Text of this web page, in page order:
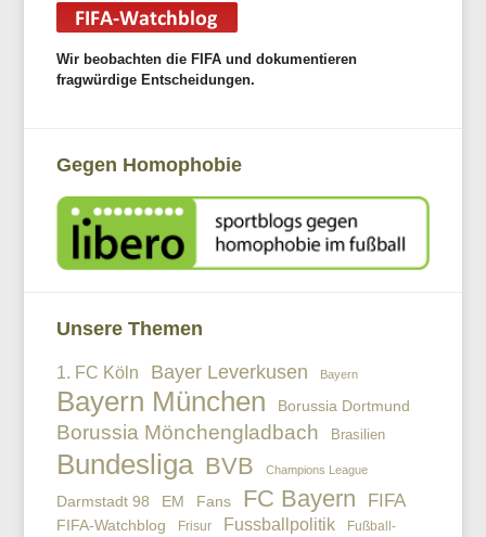
Wir beobachten die FIFA und dokumentieren
fragwürdige Entscheidungen.
Gegen Homophobie
Unsere Themen
1. FC Köln Bayer Leverkusen Bayern
Bayern München Borussia Dortmund
Borussia Mönchengladbach Brasilien
Bundesliga BVB Champions League
Darmstadt 98 EM Fans FC Bayern FIFA
FIFA-Watchblog Frisur Fussballpolitik Fußball-